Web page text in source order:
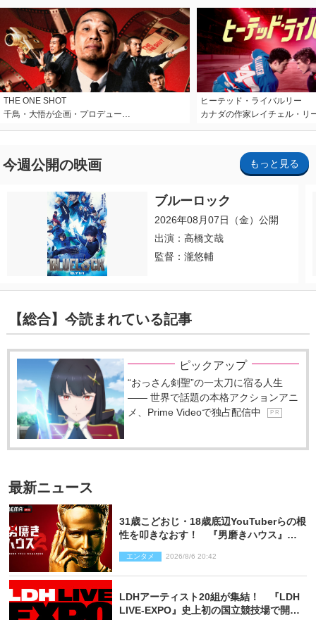
THE ONE SHOT
千鳥・大悟が企画・プロデュー…
ヒーテッド・ライバルリー
カナダの作家レイチェル・リ
今週公開の映画 もっと見る
ブルーロック
2026年08月07日（金）公開
出演：高橋文哉
監督：瀧悠輔
【総合】今読まれている記事
ピックアップ
“おっさん剣聖”の一太刀に宿る人生
―― 世界で話題の本格アクションアニ
メ、Prime Videoで独占配信中
P R
最新ニュース
31歳こどおじ・18歳底辺YouTuberらの根
性を叩きなおす！ 『男磨きハウス』第2
エンタメ 2026/8/6 20:42
LDHアーティスト20組が集結！ 『LDH
LIVE‐EXPO』史上初の国立競技場で開催